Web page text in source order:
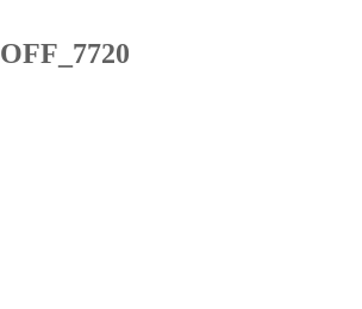
OFF_7720